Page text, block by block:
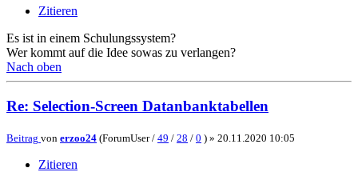
Zitieren
Es ist in einem Schulungssystem?
Wer kommt auf die Idee sowas zu verlangen?
Nach oben
Re: Selection-Screen Datanbanktabellen
Beitrag von erzoo24 (ForumUser / 49 / 28 / 0 ) » 20.11.2020 10:05
Zitieren